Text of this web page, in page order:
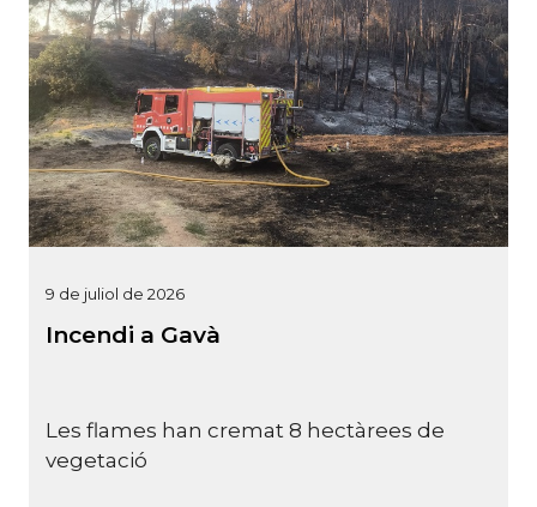
9 de juliol de 2026
Incendi a Gavà
Les flames han cremat 8 hectàrees de
vegetació